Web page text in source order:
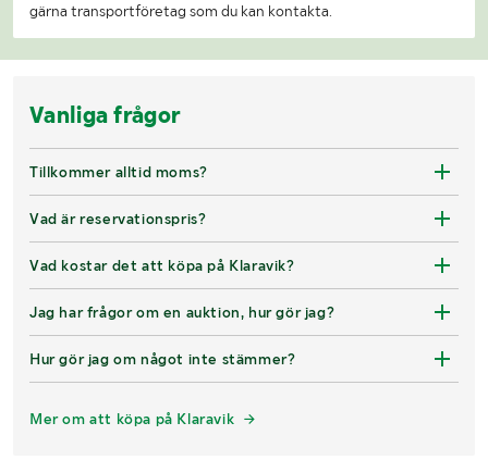
gärna transportföretag som du kan kontakta.
Vanliga frågor
Tillkommer alltid moms?
Vad är reservationspris?
Vad kostar det att köpa på Klaravik?
Jag har frågor om en auktion, hur gör jag?
Hur gör jag om något inte stämmer?
Mer om att köpa på Klaravik